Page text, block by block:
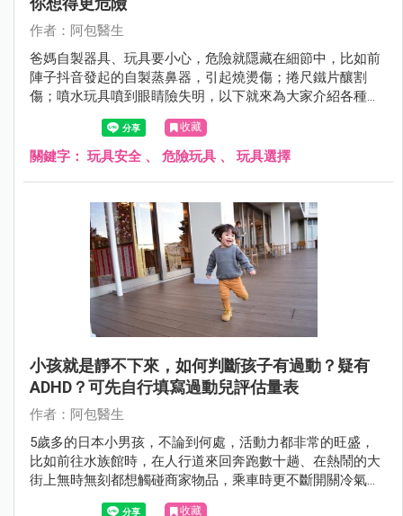
作者：阿包醫生
爸媽自製器具、玩具要小心，危險就隱藏在細節中，比如前
陣子抖音發起的自製蒸鼻器，引起燒燙傷；捲尺鐵片釀割
傷；噴水玩具噴到眼睛險失明，以下就來為大家介紹各種危
收藏
關鍵字： 玩具安全 、 危險玩具 、 玩具選擇
小孩就是靜不下來，如何判斷孩子有過動？疑有
ADHD？可先自行填寫過動兒評估量表
作者：阿包醫生
5歲多的日本小男孩，不論到何處，活動力都非常的旺盛，
比如前往水族館時，在人行道來回奔跑數十趟、在熱鬧的大
街上無時無刻都想觸碰商家物品，乘車時更不斷開關冷氣
口、車窗和玩垃圾，讓全車乘客都很困擾，面對疑似有過動
收藏